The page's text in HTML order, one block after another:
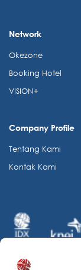
Network
Okezone
Booking Hotel
VISION+
Company Profile
Tentang Kami
Kontak Kami